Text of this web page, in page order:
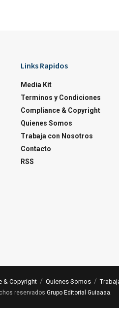
Links Rapidos
Media Kit
Terminos y Condiciones
Compliance & Copyright
Quienes Somos
Trabaja con Nosotros
Contacto
RSS
& Copyright Quienes Somos
reservados Grupo Editorial Guiaaaa